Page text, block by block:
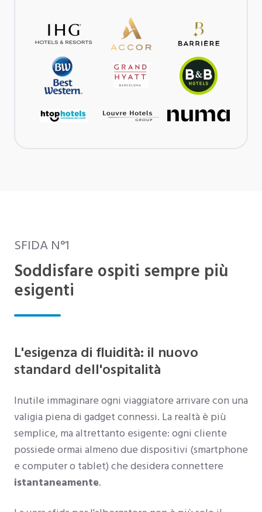
SFIDA N°1
Soddisfare ospiti sempre più
esigenti
L'esigenza di fluidità: il nuovo
standard dell'ospitalità
Inutile immaginare ogni viaggiatore arrivare con una
valigia piena di gadget connessi. La realtà è più
semplice, ma altrettanto esigente: ogni cliente
possiede ormai almeno due dispositivi (smartphone
e computer o tablet) che desidera connettere
istantaneamente.